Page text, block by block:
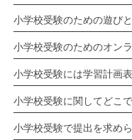
小学校受験のための遊び
小学校受験のためのオン
小学校受験には学習計画
小学校受験に関してどこ
小学校受験で提出を求め